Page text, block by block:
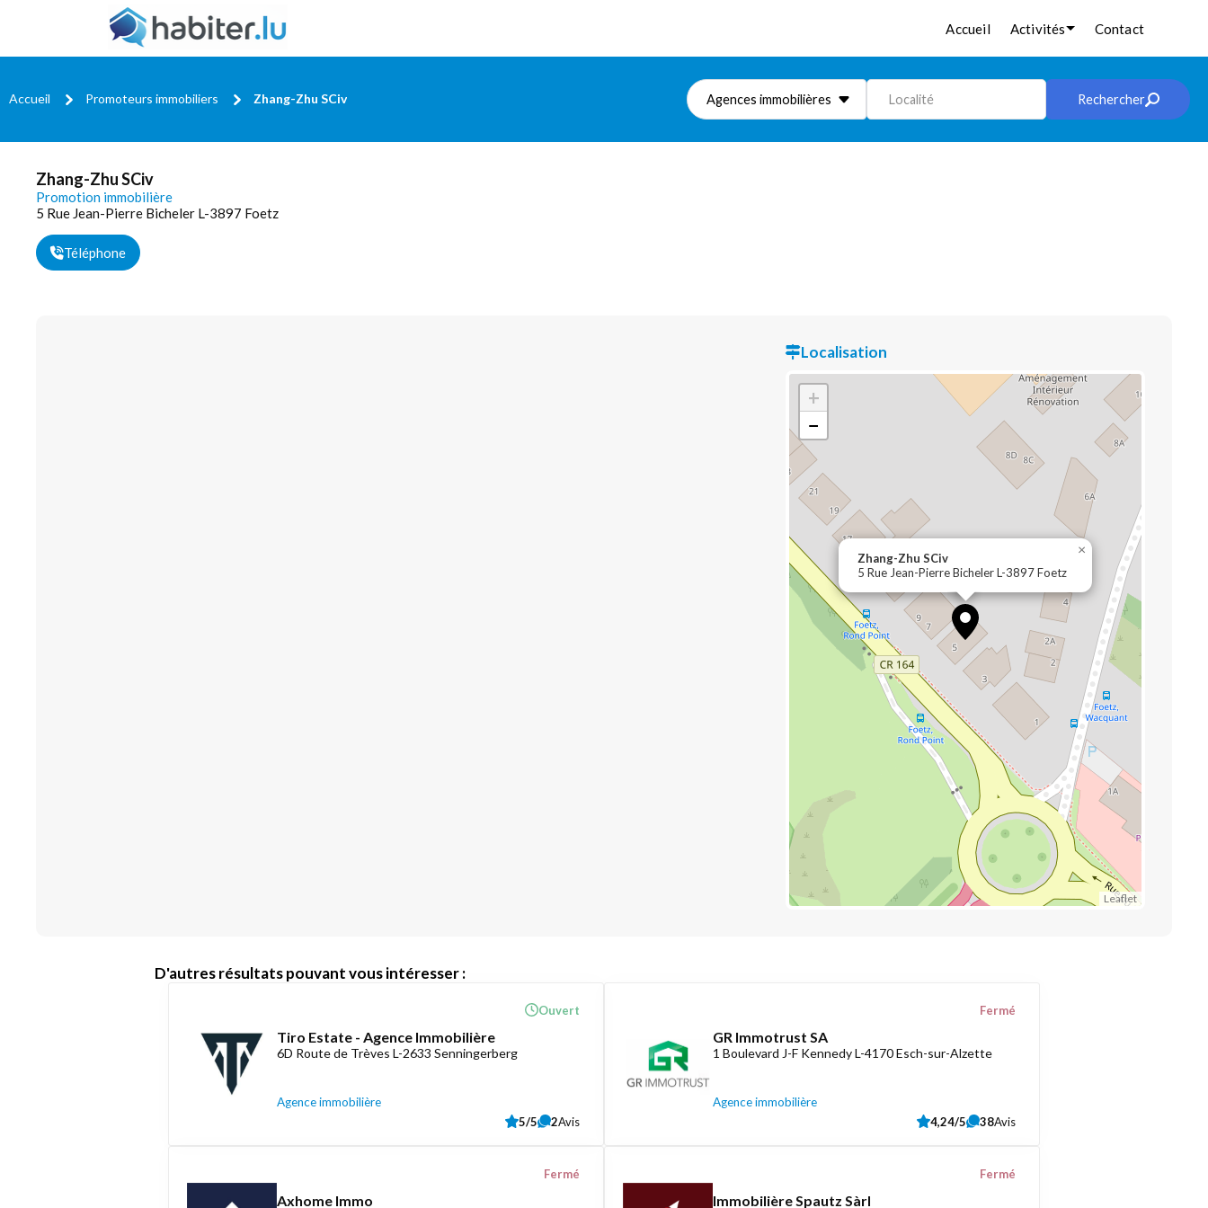
Accueil Activités Contact
Accueil Promoteurs immobiliers Zhang-Zhu SCiv Agences immobilières Localité Rechercher
Zhang-Zhu SCiv
Promotion immobilière
5 Rue Jean-Pierre Bicheler L-3897 Foetz
Téléphone
Localisation
Zhang-Zhu SCiv
5 Rue Jean-Pierre Bicheler L-3897 Foetz
×
+
−
Leaflet
D'autres résultats pouvant vous intéresser :
Tiro Estate - Agence Immobilière
6D Route de Trèves L-2633 Senningerberg
Agence immobilière
Ouvert
5/5 2Avis
GR Immotrust SA
1 Boulevard J-F Kennedy L-4170 Esch-sur-Alzette
Agence immobilière
Fermé
4,24/5 38Avis
Axhome Immo
Fermé
Immobilière Spautz Sàrl
Fermé